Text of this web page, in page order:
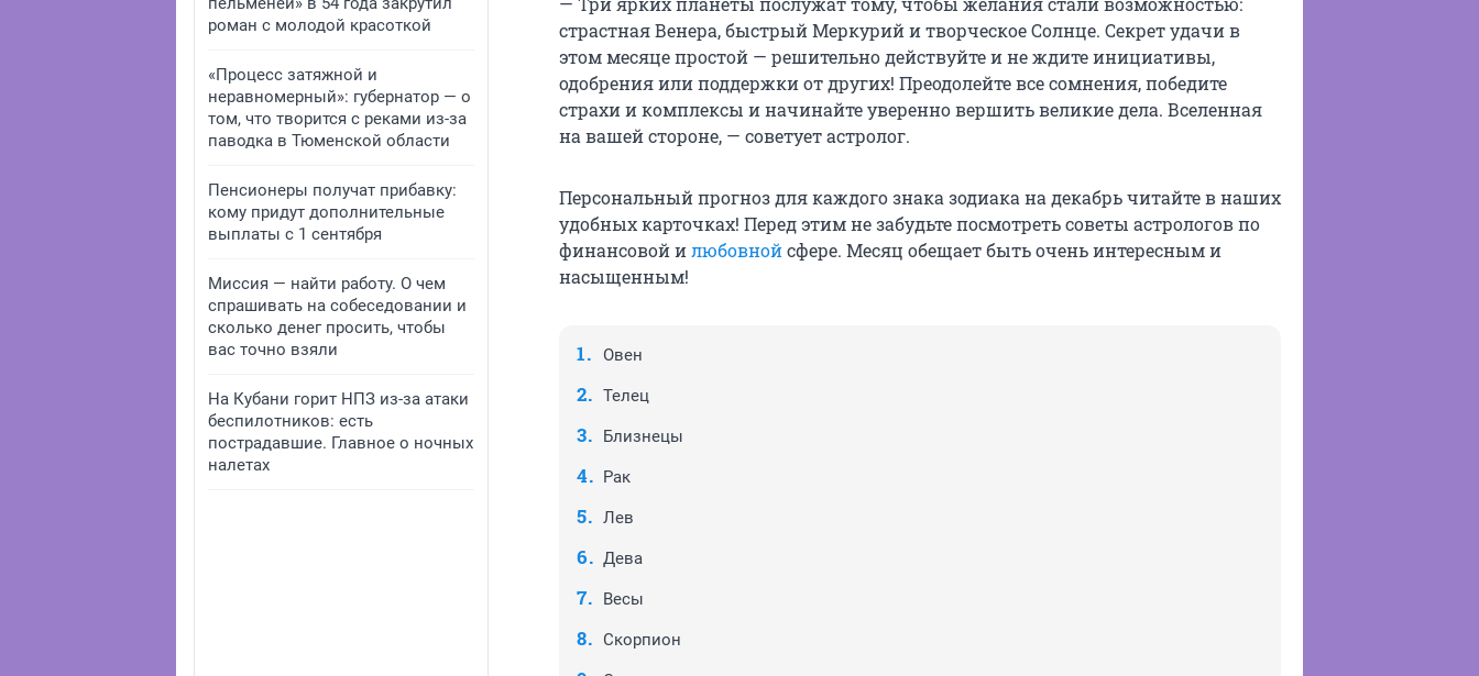
роман с молодой красоткой
«Процесс затяжной и
неравномерный»: губернатор — о
том, что творится с реками из-за
паводка в Тюменской области
Пенсионеры получат прибавку:
кому придут дополнительные
выплаты с 1 сентября
Миссия — найти работу. О чем
спрашивать на собеседовании и
сколько денег просить, чтобы
вас точно взяли
На Кубани горит НПЗ из-за атаки
беспилотников: есть
пострадавшие. Главное о ночных
налетах
страстная Венера, быстрый Меркурий и творческое Солнце. Секрет удачи в
этом месяце простой — решительно действуйте и не ждите инициативы,
одобрения или поддержки от других! Преодолейте все сомнения, победите
страхи и комплексы и начинайте уверенно вершить великие дела. Вселенная
на вашей стороне, — советует астролог.
Персональный прогноз для каждого знака зодиака на декабрь читайте в наших
удобных карточках! Перед этим не забудьте посмотреть советы астрологов по
финансовой илюбовнойсфере. Месяц обещает быть очень интересным и
насыщенным!
Овен
Телец
Близнецы
Рак
Лев
Дева
Весы
Скорпион